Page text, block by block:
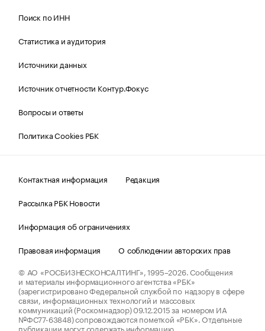
Поиск по ИНН
Статистика и аудитория
Источники данных
Источник отчетности Контур.Фокус
Вопросы и ответы
Политика Cookies РБК
Контактная информация
Редакция
Рассылка РБК Новости
Информация об ограничениях
Правовая информация
О соблюдении авторских прав
© АО «РОСБИЗНЕСКОНСАЛТИНГ»,1995–2026.Сообщения
и материалы информационного агентства «РБК»
(зарегистрировано Федеральной службой по надзору в сфере
связи, информационных технологий и массовых
коммуникаций (Роскомнадзор) 09.12.2015 за номером ИА
№ФС77-63848) сопровождаются пометкой «РБК». Отдельные
публикации могут содержать информацию,